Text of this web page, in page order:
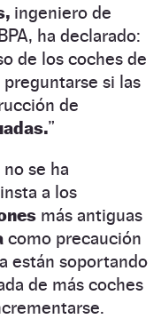
ingeniero de
ha declarado:
de los coches de
si las
de
”
se ha
a los
más antiguas
como precaución
están soportando
de más coches